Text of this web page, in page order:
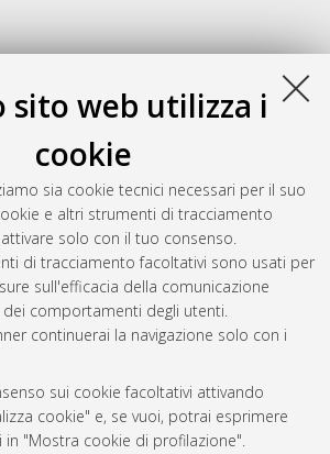
sito web utilizza i
cookie
sia cookie tecnici necessari per il suo
e altri strumenti di tracciamento
solo con il tuo consenso.
di tracciamento facoltativi sono usati per
sull'efficacia della comunicazione
comportamenti degli utenti.
continuerai la navigazione solo con i
sui cookie facoltativi attivando
cookie" e, se vuoi, potrai esprimere
in "Mostra cookie di profilazione".
del documento: